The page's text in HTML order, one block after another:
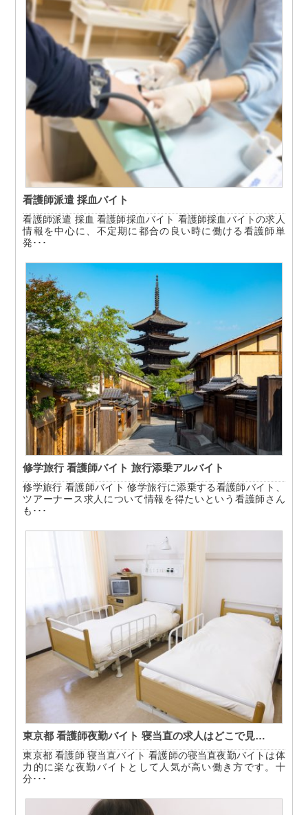
看護師派遣 採血バイト
看護師派遣 採血 看護師採血バイト 看護師採血バイトの求人
情報を中心に、不定期に都合の良い時に働ける看護師単
発･･･
修学旅行 看護師バイト 旅行添乗アルバイト
修学旅行 看護師バイト 修学旅行に添乗する看護師バイト、
ツアーナース求人について情報を得たいという看護師さん
も･･･
東京都 看護師夜勤バイト 寝当直の求人はどこで見…
東京都 看護師 寝当直バイト 看護師の寝当直夜勤バイトは体
力的に楽な夜勤バイトとして人気が高い働き方です。十
分･･･